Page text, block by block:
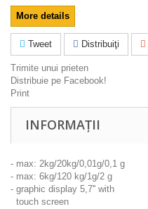
More details
Tweet Distribuiţi
Trimite unui prieten
Distribuie pe Facebook!
Print
INFORMAȚII
- max: 2kg/20kg/0,01g/0,1 g
- max: 6kg/120 kg/1g/2 g
- graphic display 5,7'' with
touch screen